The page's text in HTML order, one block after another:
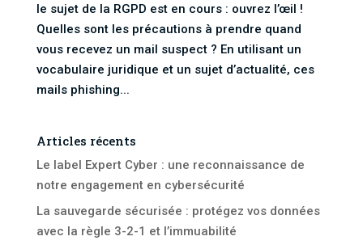
le sujet de la RGPD est en cours : ouvrez l’œil !
Quelles sont les précautions à prendre quand
vous recevez un mail suspect ? En utilisant un
vocabulaire juridique et un sujet d’actualité, ces
mails phishing...
Articles récents
Le label Expert Cyber : une reconnaissance de
notre engagement en cybersécurité
La sauvegarde sécurisée : protégez vos données
avec la règle 3-2-1 et l’immuabilité